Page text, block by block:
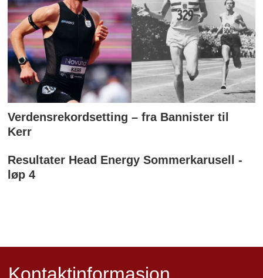
Verdensrekordsetting – fra Bannister til
Kerr
Resultater Head Energy Sommerkarusell -
løp 4